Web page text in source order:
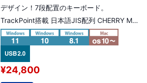
デザイン！7段配置のキーボード。
TrackPoint搭載 日本語JIS配列 CHERRY MX
SilentRed軸 モデル
¥24,800